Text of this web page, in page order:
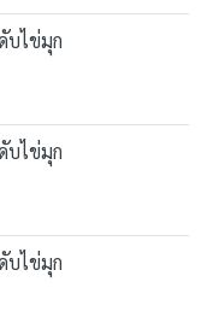
บไข่มุก
บไข่มุก
บไข่มุก